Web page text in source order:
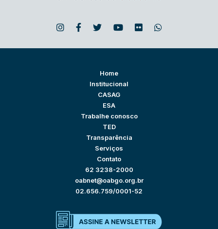
Home
Institucional
CASAG
ESA
Trabalhe conosco
TED
Transparência
Serviços
Contato
62 3238-2000
oabnet@oabgo.org.br
02.656.759/0001-52